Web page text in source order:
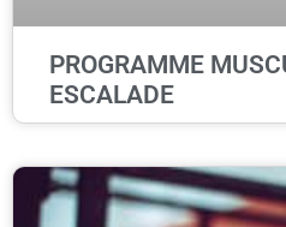
PROGRAMME
ESCALADE